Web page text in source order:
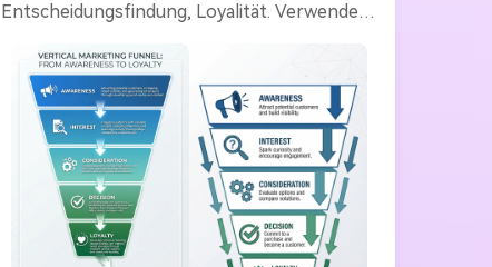
Entscheidungsfindung, Loyalität. Verwenden
Pfeilen. Geben Sie für jede Phase eine kurze
Beschreibung und zugehörige Symbole (z.B.
Lautsprecher, Lupe, Zahnräder, Häkchen,
Herzen) ein. Farbschema: Farbverlauf von
blau bis grün. Stil: Professionell, Business-
Infografik, klare Linien.